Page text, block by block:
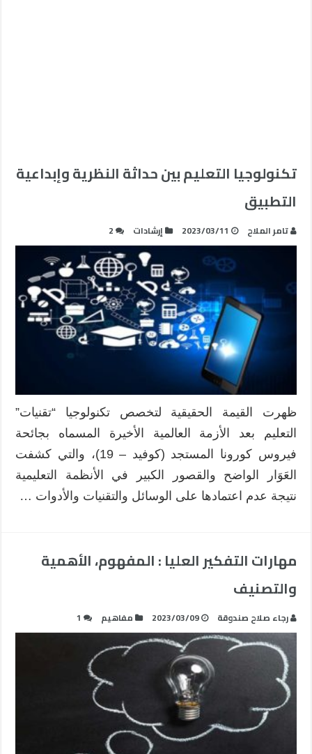
تكنولوجيا التعليم بين حداثة النظرية وإبداعية
التطبيق
تامر الملاح 2023/03/11 إرشادات 2
ظهرت القيمة الحقيقية لتخصص تكنولوجيا “تقنيات”
التعليم بعد الأزمة العالمية الأخيرة المسماه بجائحة
فيروس كورونا المستجد (كوفيد – 19)، والتي كشفت
العَوَار الواضح والقصور الكبير في الأنظمة التعليمية
نتيجة عدم اعتمادها على الوسائل والتقنيات والأدوات …
مهارات التفكير العليا : المفهوم، الأهمية
والتصنيف
رجاء صلاح صندوقة 2023/03/09 مفاهيم 1